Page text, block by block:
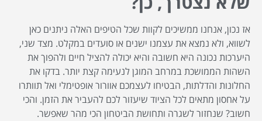
אז נכון, אנחנו ממשיכים לקוות שכל הטיפים האלה ניתנים כאן
לשווא, ולא נמצא את עצמנו ישנים או סועדים במקלט. מצד שני,
היערכות נכונה היא חשובה והיא יכולה להציל חיים ולהפוך את
השהות הממושכת במרחב המוגן לנעימה קצת יותר. בדקו את
החלונות והדלתות, הבטיחו לעצמכם אוורור אופטימלי ואל תוותרו
על אחסון מתאים לכל הציוד שיעזור לכם להעביר את הזמן. והכי
חשוב? שנחזור לשגרה ותחושת הביטחון הכי מהר שאפשר.